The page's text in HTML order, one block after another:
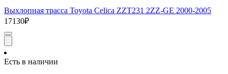
Выхлопная трасса Toyota Celica ZZT231 2ZZ-GE 2000-2005
17130₽
Есть в наличии